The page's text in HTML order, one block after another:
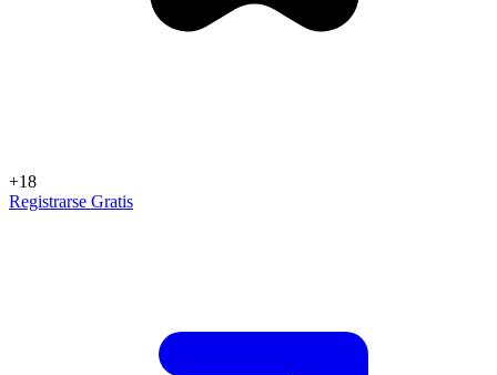
+18
Registrarse Gratis